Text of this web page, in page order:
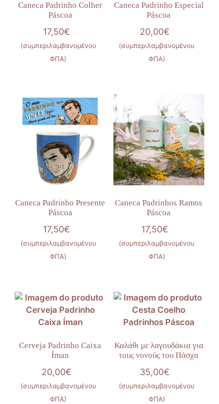
Caneca Padrinho Colher
Páscoa
17,50€
(συμπεριλαμβανομένου
ΦΠΑ)
Caneca Padrinho Especial
Páscoa
20,00€
(συμπεριλαμβανομένου
ΦΠΑ)
Caneca Padrinho Presente
Páscoa
17,50€
(συμπεριλαμβανομένου
ΦΠΑ)
Caneca Padrinhos Ramos
Páscoa
17,50€
(συμπεριλαμβανομένου
ΦΠΑ)
Cerveja Padrinho Caixa
Íman
20,00€
(συμπεριλαμβανομένου
ΦΠΑ)
Καλάθι με λαγουδάκια για
τους νονούς του Πάσχα
35,00€
(συμπεριλαμβανομένου
ΦΠΑ)